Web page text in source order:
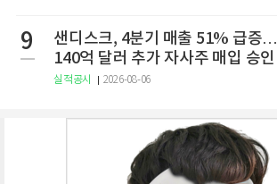
9
샌디스크, 4분기 매출 51% 급증…
140억 달러 추가 자사주 매입 승인
실적공시 2026-08-06